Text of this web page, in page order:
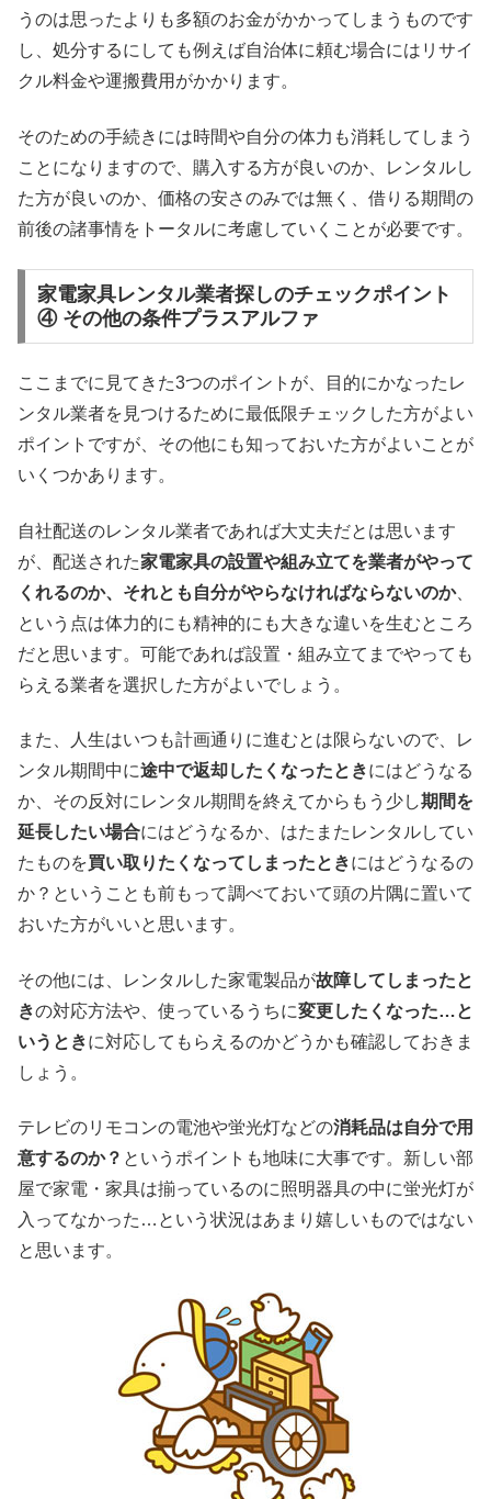
うのは思ったよりも多額のお金がかかってしまうものです
し、処分するにしても例えば自治体に頼む場合にはリサイ
クル料金や運搬費用がかかります。
そのための手続きには時間や自分の体力も消耗してしまう
ことになりますので、購入する方が良いのか、レンタルし
た方が良いのか、価格の安さのみでは無く、借りる期間の
前後の諸事情をトータルに考慮していくことが必要です。
家電家具レンタル業者探しのチェックポイント
④ その他の条件プラスアルファ
ここまでに見てきた3つのポイントが、目的にかなったレ
ンタル業者を見つけるために最低限チェックした方がよい
ポイントですが、その他にも知っておいた方がよいことが
いくつかあります。
自社配送のレンタル業者であれば大丈夫だとは思います
が、配送された家電家具の設置や組み立てを業者がやって
くれるのか、それとも自分がやらなければならないのか、
という点は体力的にも精神的にも大きな違いを生むところ
だと思います。可能であれば設置・組み立てまでやっても
らえる業者を選択した方がよいでしょう。
また、人生はいつも計画通りに進むとは限らないので、レ
ンタル期間中に途中で返却したくなったときにはどうなる
か、その反対にレンタル期間を終えてからもう少し期間を
延長したい場合にはどうなるか、はたまたレンタルしてい
たものを買い取りたくなってしまったときにはどうなるの
か？ということも前もって調べておいて頭の片隅に置いて
おいた方がいいと思います。
その他には、レンタルした家電製品が故障してしまったと
きの対応方法や、使っているうちに変更したくなった…と
いうときに対応してもらえるのかどうかも確認しておきま
しょう。
テレビのリモコンの電池や蛍光灯などの消耗品は自分で用
意するのか？ というポイントも地味に大事です。新しい部
屋で家電・家具は揃っているのに照明器具の中に蛍光灯が
入ってなかった…という状況はあまり嬉しいものではない
と思います。